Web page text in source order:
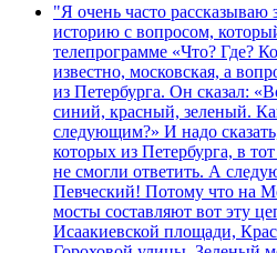
"Я очень часто рассказываю
историю с вопросом,
телепрограмме «Что? Где?
известно, московская, а
из Петербурга. Он сказал:
синий, красный, зеленый.
следующим?» И надо
которых из Петербурга, в
не смогли ответить. А
Певческий! Потому что на
мосты составляют вот эту
Исаакиевской площади,